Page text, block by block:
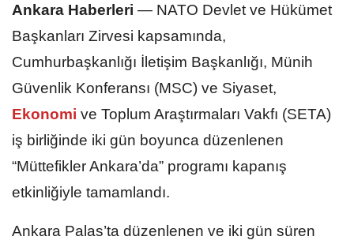
Ankara Haberleri — NATO Devlet ve Hükümet
Başkanları Zirvesi kapsamında,
Cumhurbaşkanlığı İletişim Başkanlığı, Münih
Güvenlik Konferansı (MSC) ve Siyaset,
Ekonomi ve Toplum Araştırmaları Vakfı (SETA)
iş birliğinde iki gün boyunca düzenlenen
“Müttefikler Ankara’da” programı kapanış
etkinliğiyle tamamlandı.
Ankara Palas’ta düzenlenen ve iki gün süren